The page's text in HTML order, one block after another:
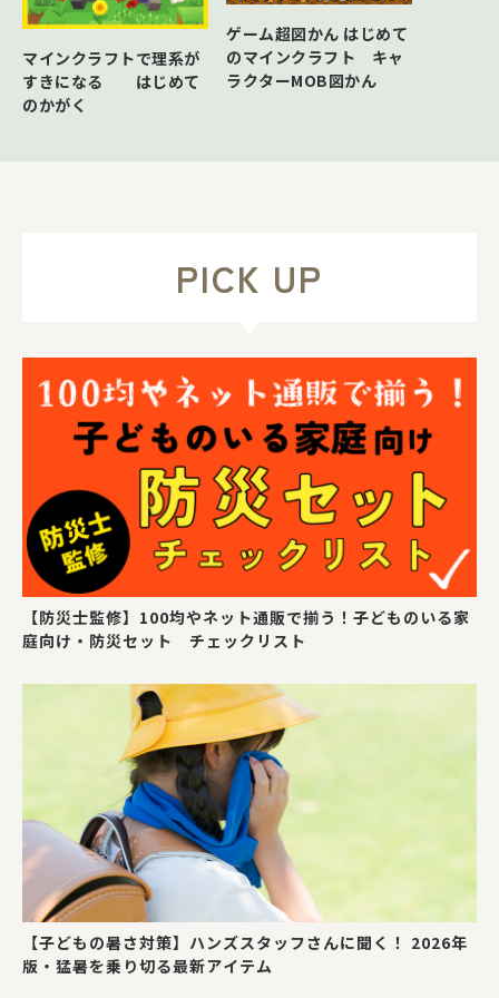
マインクラフトで理系が
すきになる はじめて
のかがく
ゲーム超図かん はじめて
のマインクラフト キャ
ラクターMOB図かん
PICK UP
【防災士監修】100均やネット通販で揃う！子どものいる家
庭向け・防災セット チェックリスト
【子どもの暑さ対策】ハンズスタッフさんに聞く！ 2026年
版・猛暑を乗り切る最新アイテム